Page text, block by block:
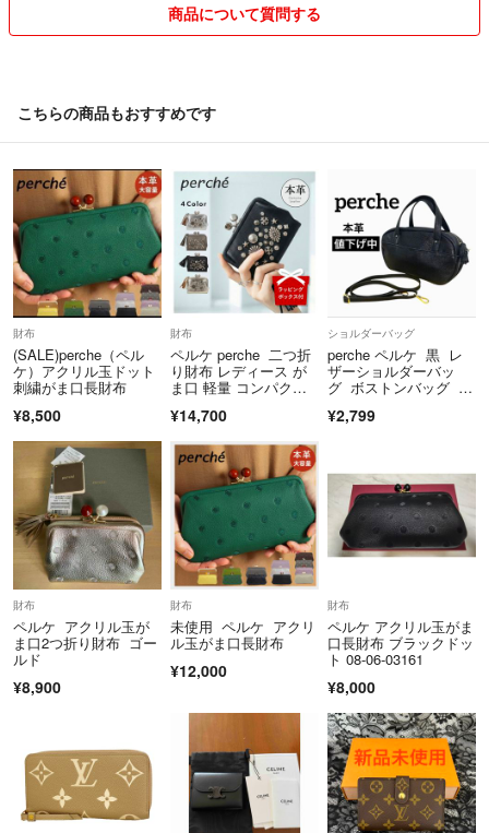
コメント無しの即購入OKですが、他のサイトにも掲載していますの
購入後は基本ノンクレーム、ノンリターンです。
絡いただくようお願い致します。
返金、キャンセルの場合は、必ずお品物の返品を宜しくお願いします。
返品されてからの返金、キャンセルとなりますので宜しくお願いしま
す。
取引終了後は一切対応出来ませんので、御了承ください。
発送は、病院、育児、親の介護、家事などがあり多忙な為、週に1回程
度です。
お急ぎの方の購入はお控え下さい。
多忙な為、御連絡や発送が遅れる場合が御座います。
なるべく速やかな対応を心掛けていますので宜しくお願いします。
商品について質問する
こちらの商品もおすすめです
財布
(SALE)perche（ペル
ケ）アクリル玉ドット
刺繍がま口長財布
¥8,500
財布
ペルケ perche 二つ折
り財布 レディース が
ま口 軽量 コンパク
¥14,700
ショルダーバッグ
perche ペルケ 黒 レ
ザーショルダーバッ
グ ボストンバッグ Y
¥2,799
財布
ペルケ アクリル玉が
ま口2つ折り財布 ゴー
ルド
¥8,900
財布
未使用 ペルケ アクリ
ル玉がま口長財布
¥12,000
財布
ペルケ アクリル玉がま
口長財布 ブラックドッ
ト 08-06-03161
¥8,000